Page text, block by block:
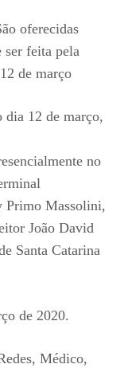
oferecidas
ser feita pela
de março
dia 12 de março,
no
Primo Massolini,
João David
Santa Catarina
de 2020.
Médico,